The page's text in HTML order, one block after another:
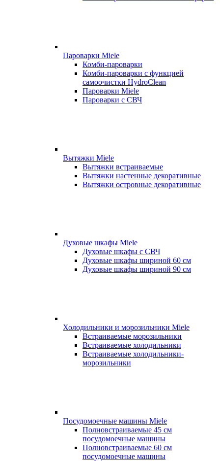
Пароварки Miele
Комби-пароварки
Комби-пароварки с функцией
самоочистки HydroClean
Пароварки Miele
Пароварки с СВЧ
Вытяжки Miele
Вытяжки встраиваемые
Вытяжки настенные декоративные
Вытяжки островные декоративные
Духовые шкафы Miele
Духовые шкафы с СВЧ
Духовые шкафы шириной 60 см
Духовые шкафы шириной 90 см
Холодильники и морозильники Miele
Встраиваемые морозильники
Встраиваемые холодильники
Встраиваемые холодильники-
морозильники
Посудомоечные машины Miele
Полновстраиваемые 45 см
посудомоечные машины
Полновстраиваемые 60 см
посудомоечные машины